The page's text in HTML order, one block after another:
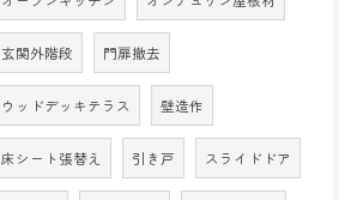
玄関外階段 門扉撤去
ウッドデッキテラス 壁造作
床シート張替え 引き戸 スライドドア